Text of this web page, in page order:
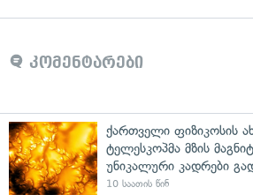
კომენტარები
ქართველი ფიზიკოსის
ტელესკოპმა მზის
უნიკალური კადრები
10 საათის წინ